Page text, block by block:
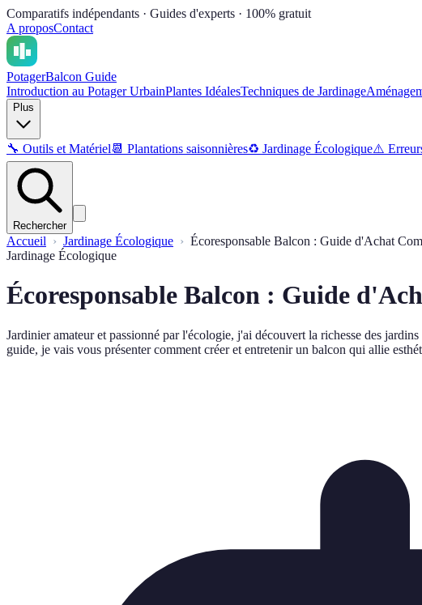
Comparatifs indépendants · Guides d'experts · 100% gratuit
A proposContact
PotagerBalcon Guide
Introduction au Potager UrbainPlantes IdéalesTechniques de Jardinage
Plus
🔧 Outils et Matériel📆 Plantations saisonnières♻️ Jardinage Écologique⚠️
Rechercher
Accueil Jardinage Écologique
Écoresponsable Balcon : Guide d'Achat
Jardinage Écologique
Écoresponsable Balcon : Guide
Jardinier amateur et passionné par l'écologie, j'ai découvert la richesse des
guide, je vais vous présenter comment créer et entretenir un balcon qui allie